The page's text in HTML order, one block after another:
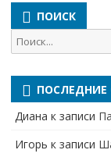
ПОИСК
Поиск
для:
Диана к записи
Игорь к записи